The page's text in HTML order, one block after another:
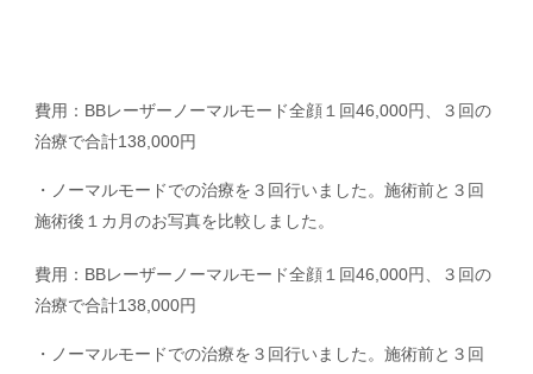
費用：BBレーザーノーマルモード全顔１回46,000円、３回の
治療で合計138,000円
・ノーマルモードでの治療を３回行いました。施術前と３回
施術後１カ月のお写真を比較しました。
費用：BBレーザーノーマルモード全顔１回46,000円、３回の
治療で合計138,000円
・ノーマルモードでの治療を３回行いました。施術前と３回